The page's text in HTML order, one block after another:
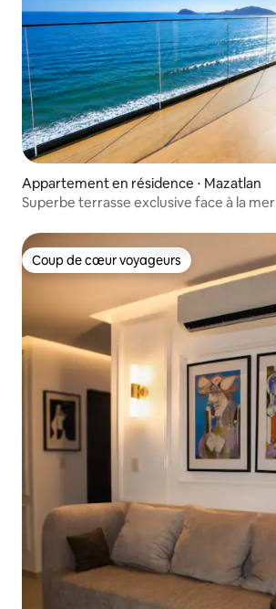
Appartement en résidence ⋅ Mazatlan
Superbe terrasse exclusive face à la mer
Coup de cœur voyageurs
Coup de cœur voyageurs